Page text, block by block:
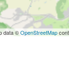
data ©OpenStreetMap